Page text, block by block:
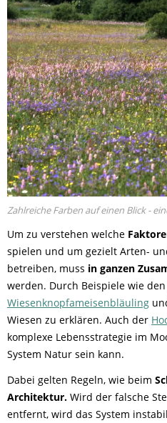
Zahlreiche Farben auf einen Blick -
Um zu verstehen welche
spielen und um gezielt Arten-
betreiben, muss in ganzen
werden. Durch Beispiele wie den
Wiesenknopfameisenbläuling
Wiesen zu erklären. Auch der
komplexe Lebensstrategie im
System Natur sein kann.
Dabei gelten Regeln, wie beim
Architektur. Wird der falsche
entfernt, wird das System